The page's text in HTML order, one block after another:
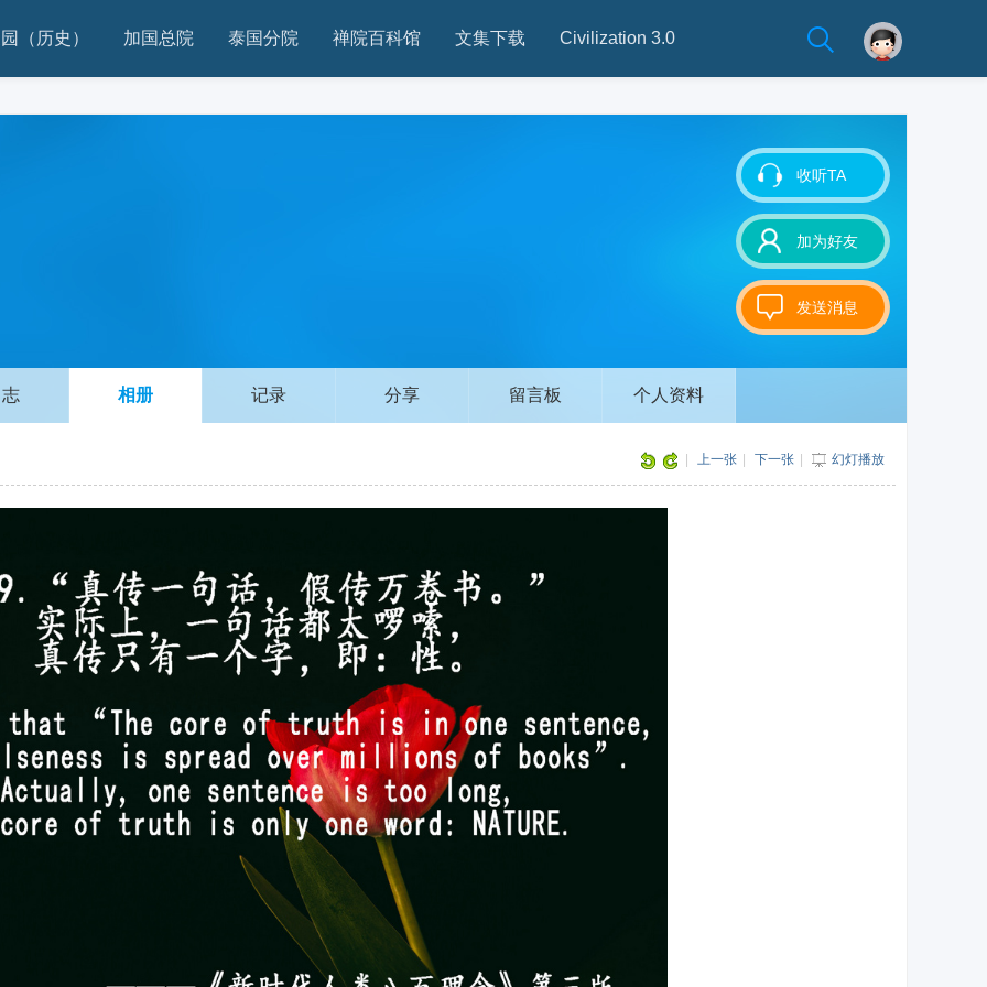
（历史） 加国总院 泰国分院 禅院百科馆 文集下载 Civilization 3.0
收听TA
加为好友
发送消息
相册 记录 分享 留言板 个人资料
上一张 下一张 幻灯播放